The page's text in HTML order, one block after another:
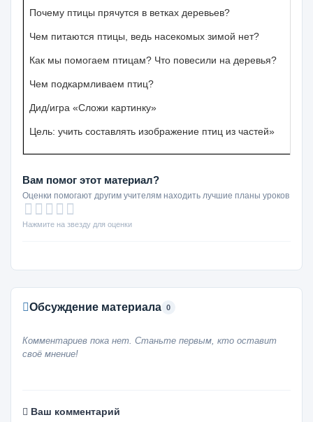
Почему птицы прячутся в ветках деревьев?
Чем питаются птицы, ведь насекомых зимой нет?
Как мы помогаем птицам? Что повесили на деревья?
Чем подкармливаем птиц?
Дид/игра «Сложи картинку»
Цель: учить составлять изображение птиц из частей»
Вам помог этот материал?
Оценки помогают другим учителям находить лучшие планы уроков
Нажмите на звезду для оценки
Обсуждение материала 0
Комментариев пока нет. Станьте первым, кто оставит
своё мнение!
Ваш комментарий